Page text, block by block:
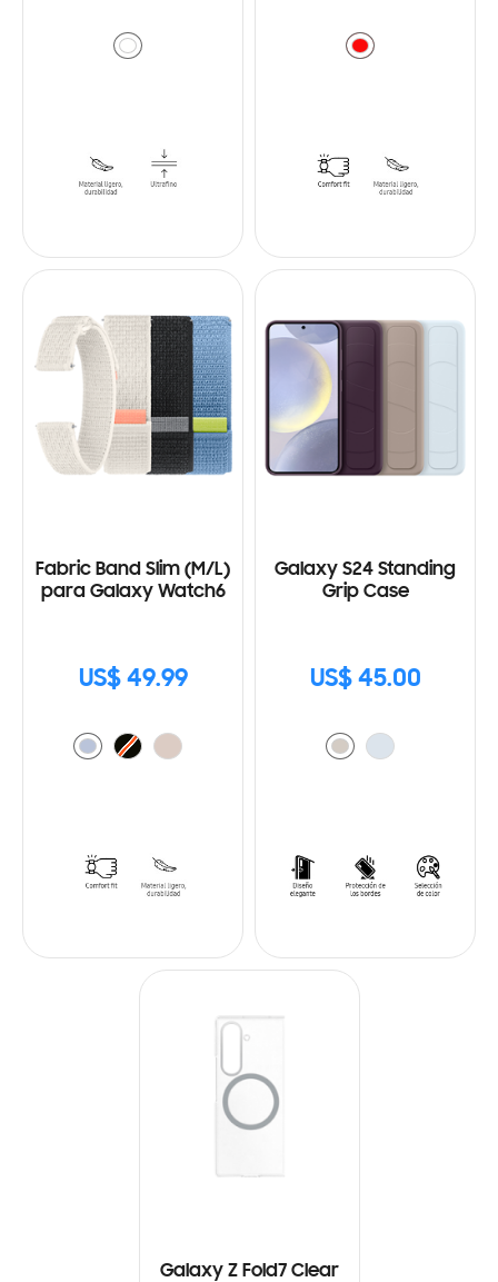
Fabric Band Slim (M/L)
para Galaxy Watch6
US$ 49.99
Galaxy S24 Standing
Grip Case
US$ 45.00
Galaxy Z Fold7 Clear